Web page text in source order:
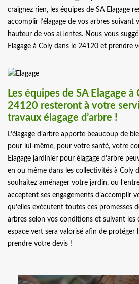
craignez rien, les équipes de SA Elagage
accomplir l’élagage de vos arbres suivant
hauteur de vos attentes. Nous vous
Elagage à Coly dans le 24120 et prendre
Les équipes de SA Elagage à
24120 resteront à votre
travaux élagage d’arbre !
L’élagage d’arbre apporte beaucoup de
pour lui-même, pour votre santé, votre
Elagage jardinier pour élagage d’arbre
en ou même dans les collectivités à Coly
souhaitez aménager votre jardin, ou
acceptent ses engagements d’accomplir
qu’elles exécutent toutes ces promesses
arbres selon vos conditions et suivant les
espace vert sera valorisé afin de protéger
prendre votre devis !